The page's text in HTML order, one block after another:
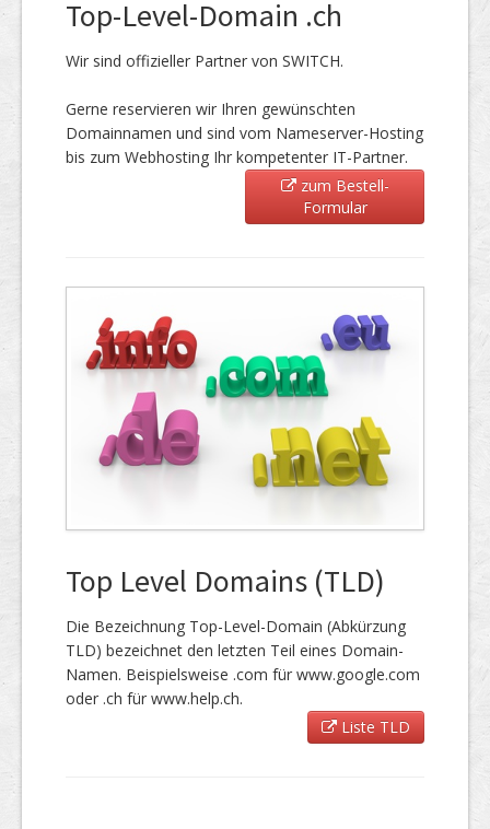
Top-Level-Domain .ch
Wir sind offizieller Partner von SWITCH.
Gerne reservieren wir Ihren gewünschten
Domainnamen und sind vom Nameserver-Hosting
bis zum Webhosting Ihr kompetenter IT-Partner.
zum Bestell-
Formular
Top Level Domains (TLD)
Die Bezeichnung Top-Level-Domain (Abkürzung
TLD) bezeichnet den letzten Teil eines Domain-
Namen. Beispielsweise .com für www.google.com
oder .ch für www.help.ch.
Liste TLD